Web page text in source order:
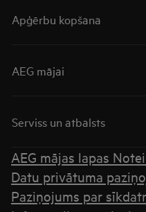
Apģērbu kopšana
AEG mājai
Serviss un atbalsts
AEG mājas lapas
Datu privātuma
Paziņojums par